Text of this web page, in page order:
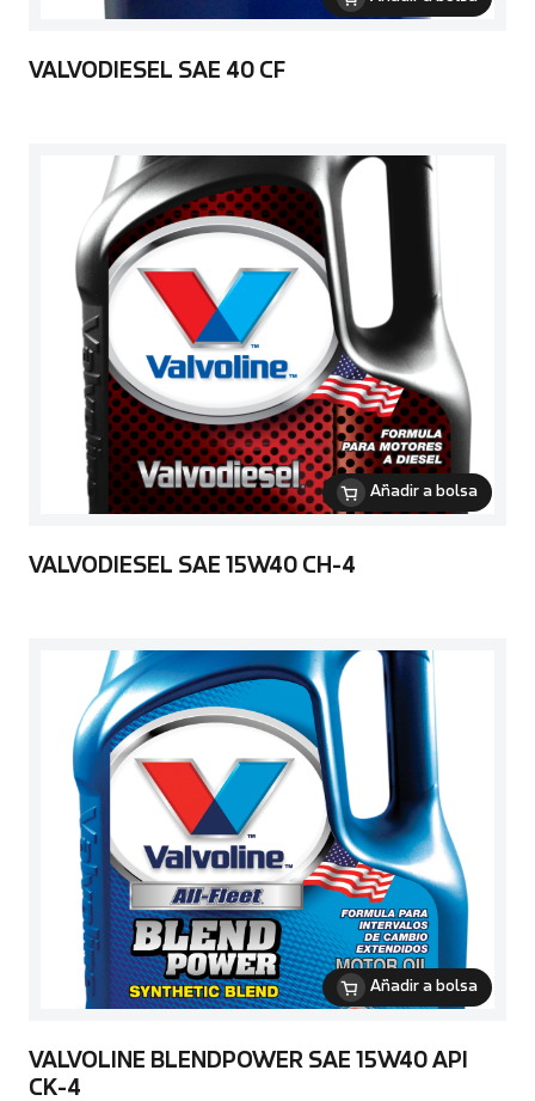
VALVODIESEL SAE 40 CF
Añadir a bolsa
VALVODIESEL SAE 15W40 CH-4
Añadir a bolsa
VALVOLINE BLENDPOWER SAE 15W40 API
CK-4